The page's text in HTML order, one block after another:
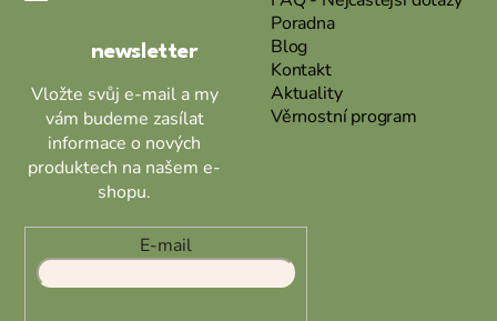
newsletter
Vložte svůj e-mail a my
vám budeme zasílat
informace o nových
produktech na našem e-
shopu.
E-mail
Poradna
Blog
Kontakt
Aktuality
Věrnostní program